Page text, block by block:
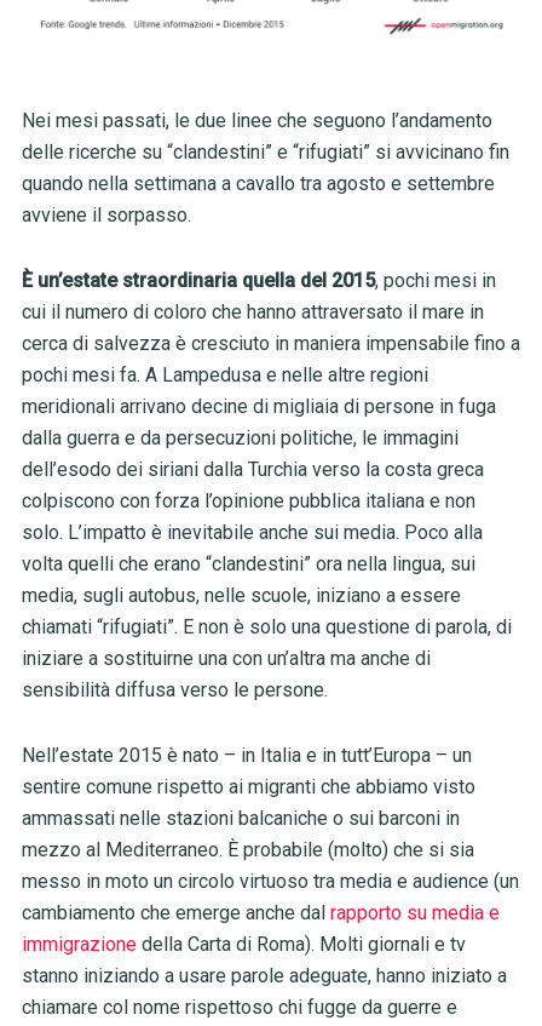
Nei mesi passati, le due linee che seguono l’andamento
delle ricerche su “clandestini” e “rifugiati” si avvicinano fin
quando nella settimana a cavallo tra agosto e settembre
avviene il sorpasso.
È un’estate straordinaria quella del 2015, pochi mesi in
cui il numero di coloro che hanno attraversato il mare in
cerca di salvezza è cresciuto in maniera impensabile fino a
pochi mesi fa. A Lampedusa e nelle altre regioni
meridionali arrivano decine di migliaia di persone in fuga
dalla guerra e da persecuzioni politiche, le immagini
dell’esodo dei siriani dalla Turchia verso la costa greca
colpiscono con forza l’opinione pubblica italiana e non
solo. L’impatto è inevitabile anche sui media. Poco alla
volta quelli che erano “clandestini” ora nella lingua, sui
media, sugli autobus, nelle scuole, iniziano a essere
chiamati “rifugiati”. E non è solo una questione di parola, di
iniziare a sostituirne una con un’altra ma anche di
sensibilità diffusa verso le persone.
Nell’estate 2015 è nato – in Italia e in tutt’Europa – un
sentire comune rispetto ai migranti che abbiamo visto
ammassati nelle stazioni balcaniche o sui barconi in
mezzo al Mediterraneo. È probabile (molto) che si sia
messo in moto un circolo virtuoso tra media e audience (un
cambiamento che emerge anche dal rapporto su media e
immigrazionedella Carta di Roma). Molti giornali e tv
stanno iniziando a usare parole adeguate, hanno iniziato a
chiamare col nome rispettoso chi fugge da guerre e